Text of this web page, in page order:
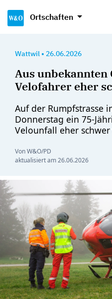
Ortschaften
Wattwil • 26.06.2026
Aus
Velofahrer eher
Auf der Rumpfstrasse
Donnerstag ein 75-
Velounfall eher
Von W&O/PD
aktualisiert am26.06.2026